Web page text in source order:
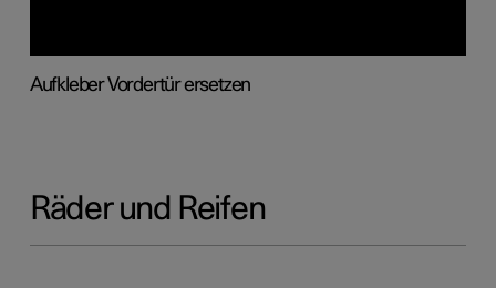
Aufkleber Vordertür ersetzen
Räder und Reifen